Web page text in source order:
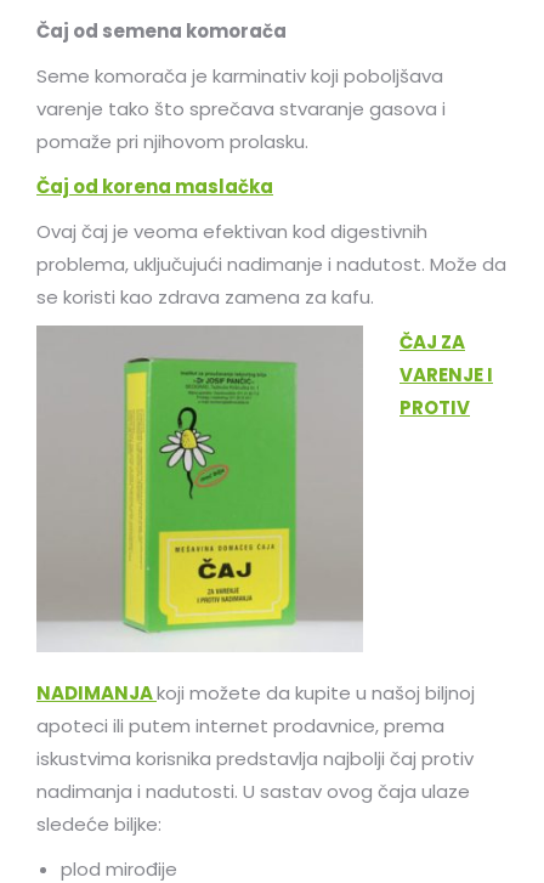
Čaj od semena komorača
Seme komorača je karminativ koji poboljšava
varenje tako što sprečava stvaranje gasova i
pomaže pri njihovom prolasku.
Čaj od korena maslačka
Ovaj čaj je veoma efektivan kod digestivnih
problema, uključujući nadimanje i nadutost. Može da
se koristi kao zdrava zamena za kafu.
ČAJ ZA
VARENJE I
PROTIV
NADIMANJAkoji možete da kupite u našoj biljnoj
apoteci ili putem internet prodavnice, prema
iskustvima korisnika predstavlja najbolji čaj protiv
nadimanja i nadutosti. U sastav ovog čaja ulaze
sledeće biljke:
plod mirođije